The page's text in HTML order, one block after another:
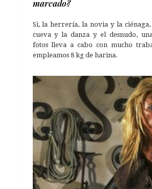
marcado?
Si, la herrería, la novia y la
cueva y la danza y el desnudo,
fotos lleva a cabo con mucho
empleamos 8 kg de harina.